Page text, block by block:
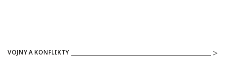
VOJNY A KONFLIKTY